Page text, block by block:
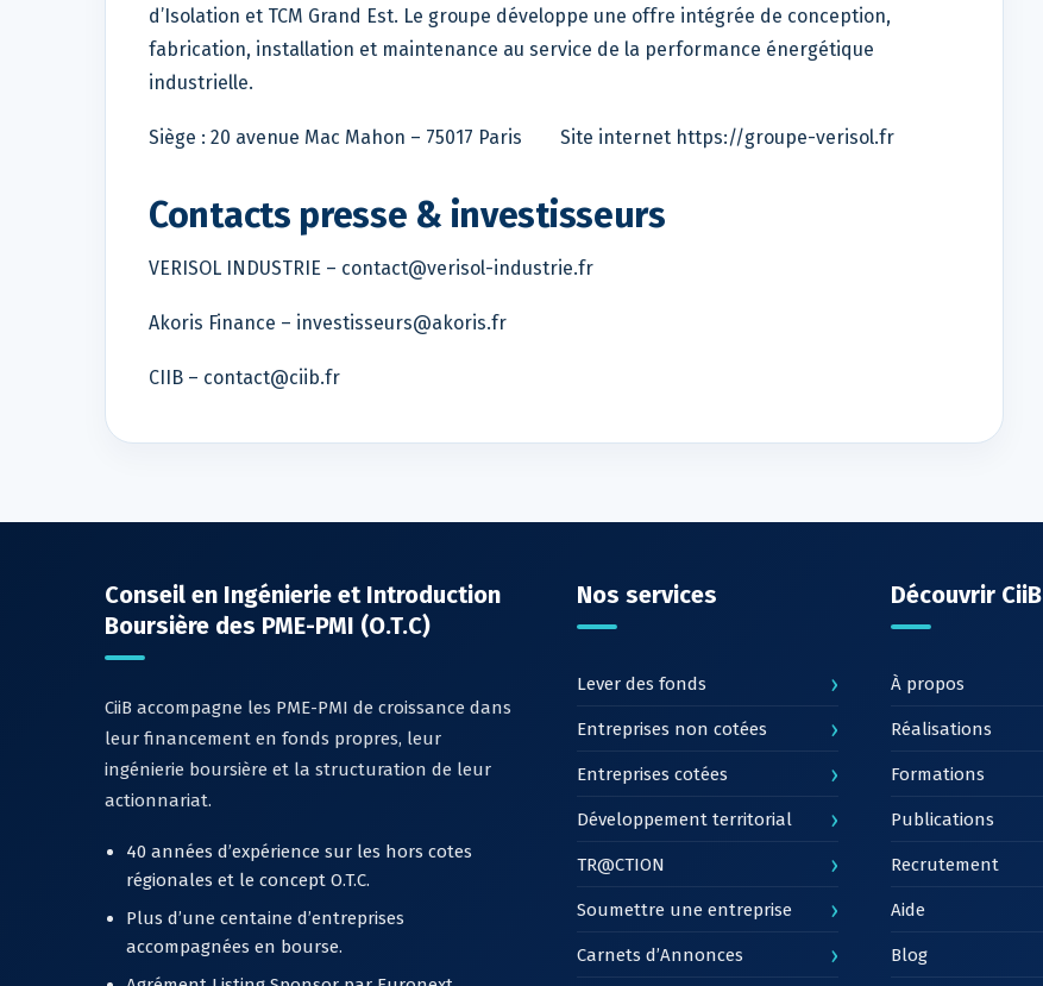
d’Isolation et TCM Grand Est. Le groupe développe une offre intégrée de conception,
fabrication, installation et maintenance au service de la performance énergétique
industrielle.
Siège : 20 avenue Mac Mahon – 75017 Paris Site internet https://groupe-verisol.fr
Contacts presse & investisseurs
VERISOL INDUSTRIE – contact@verisol-industrie.fr
Akoris Finance – investisseurs@akoris.fr
CIIB – contact@ciib.fr
Conseil en Ingénierie et Introduction
Boursière des PME-PMI (O.T.C)
CiiB accompagne les PME-PMI de croissance dans
leur financement en fonds propres, leur
ingénierie boursière et la structuration de leur
actionnariat.
40 années d’expérience sur les hors cotes
régionales et le concept O.T.C.
Plus d’une centaine d’entreprises
accompagnées en bourse.
Nos services
Lever des fonds ›
Entreprises non cotées ›
Entreprises cotées ›
Développement territorial ›
TR@CTION ›
Soumettre une entreprise ›
Carnets d’Annonces ›
Découvrir CiiB
À propos
Réalisations
Formations
Publications
Recrutement
Aide
Blog